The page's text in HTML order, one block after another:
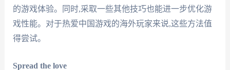
的游戏体验。同时,采取一些其他技巧也能进一步优化游
戏性能。对于热爱中国游戏的海外玩家来说,这些方法值
得尝试。
Spread the love